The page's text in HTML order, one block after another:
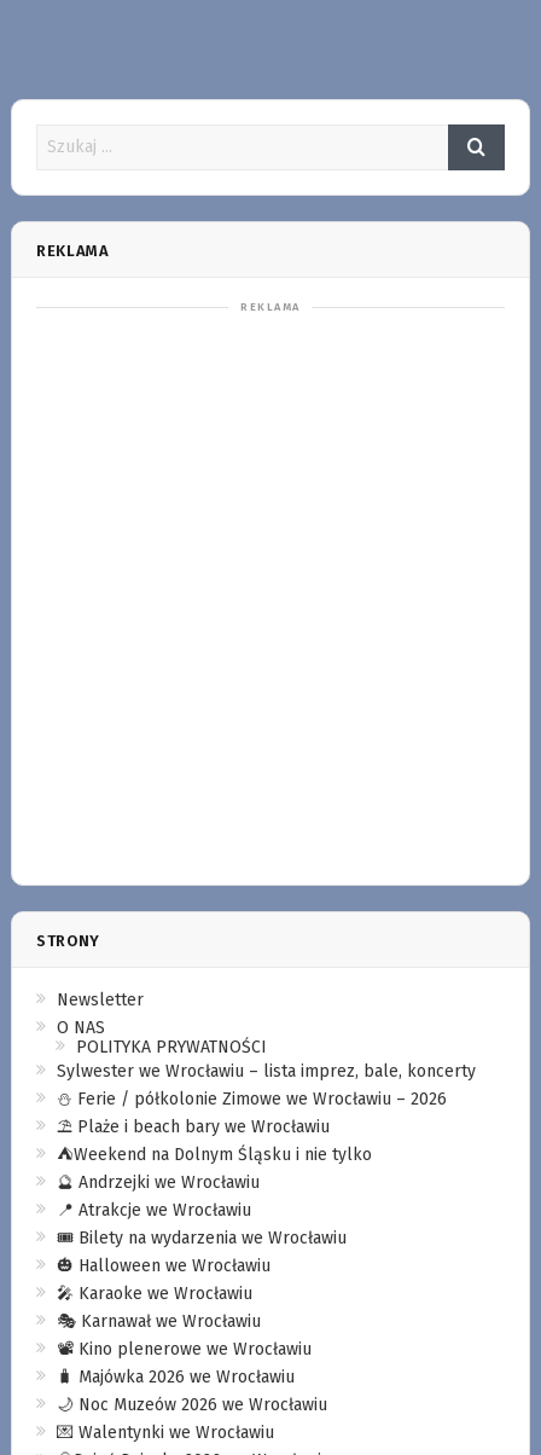
REKLAMA
STRONY
Newsletter
O NAS
POLITYKA PRYWATNOŚCI
Sylwester we Wrocławiu – lista imprez, bale, koncerty
⛄️ Ferie / półkolonie Zimowe we Wrocławiu – 2026
⛱️ Plaże i beach bary we Wrocławiu
⛺️Weekend na Dolnym Śląsku i nie tylko
🔮 Andrzejki we Wrocławiu
📍 Atrakcje we Wrocławiu
🎟️ Bilety na wydarzenia we Wrocławiu
🎃 Halloween we Wrocławiu
🎤 Karaoke we Wrocławiu
🎭 Karnawał we Wrocławiu
📽️ Kino plenerowe we Wrocławiu
🧳 Majówka 2026 we Wrocławiu
🌙 Noc Muzeów 2026 we Wrocławiu
💌 Walentynki we Wrocławiu